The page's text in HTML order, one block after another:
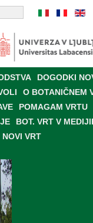
DOGODKI
O BOTANIČNEM
POMAGAM VRTU
BOT. VRT V
NOVI VRT